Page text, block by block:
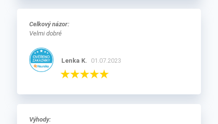
Celkový názor:
Velmi dobré
Lenka K. 01.07.2023
Výhody: